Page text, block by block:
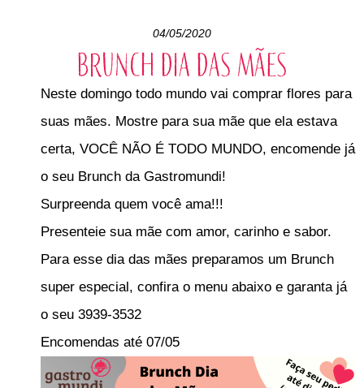
04/05/2020
Brunch Dia das Mães
Neste domingo todo mundo vai comprar flores para
suas mães. Mostre para sua mãe que ela estava
certa, VOCÊ NÃO É TODO MUNDO, encomende já
o seu Brunch da Gastromundi!
Surpreenda quem você ama!!!
Presenteie sua mãe com amor, carinho e sabor.
Para esse dia das mães preparamos um Brunch
super especial, confira o menu abaixo e garanta já
o seu 3939-3532
Encomendas até 07/05